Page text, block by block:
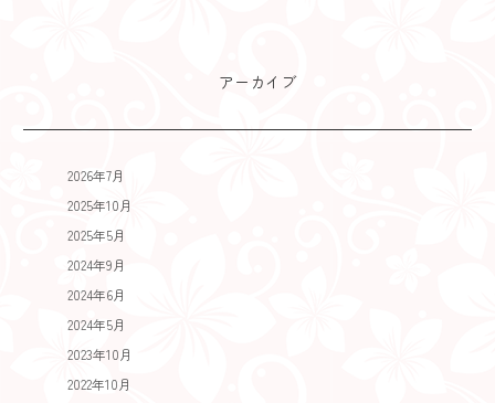
アーカイブ
2026年7月
2025年10月
2025年5月
2024年9月
2024年6月
2024年5月
2023年10月
2022年10月